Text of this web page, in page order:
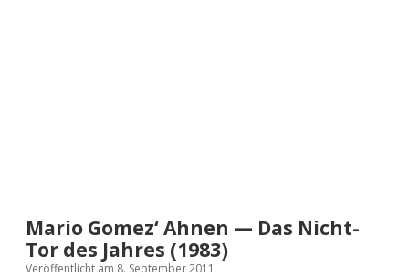
Mario Gomez‘ Ahnen — Das Nicht-
Tor des Jahres (1983)
Veröffentlicht am 8. September 2011